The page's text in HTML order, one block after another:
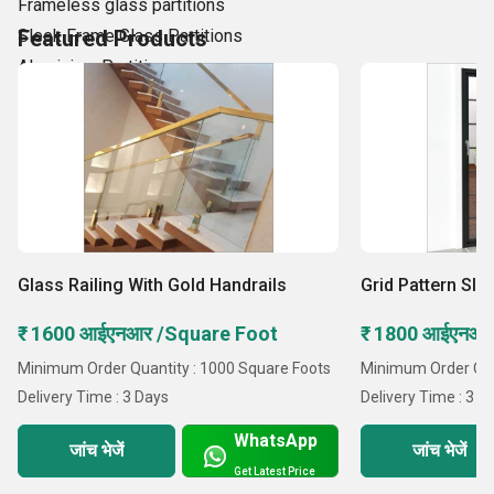
Frameless glass partitions
Sleek Frame Glass Partitions
Aluminium Partitions
Aluminium Casement windows
Aluminium Glass Sliding
Featured Products
Glass Railing With Gold Handrails
₹ 1600 आईएनआर /Square Foot
Minimum Order Quantity : 1000 Square Foots
Delivery Time : 3 Days
जांच भेजें WhatsApp
Get Latest Price
Grid Pattern
₹ 1800
Minimum Order
Delivery Time : 3
जांच भेजें